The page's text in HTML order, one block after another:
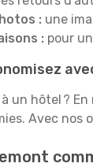
: une
: pour
un hôtel ?
Avec nos